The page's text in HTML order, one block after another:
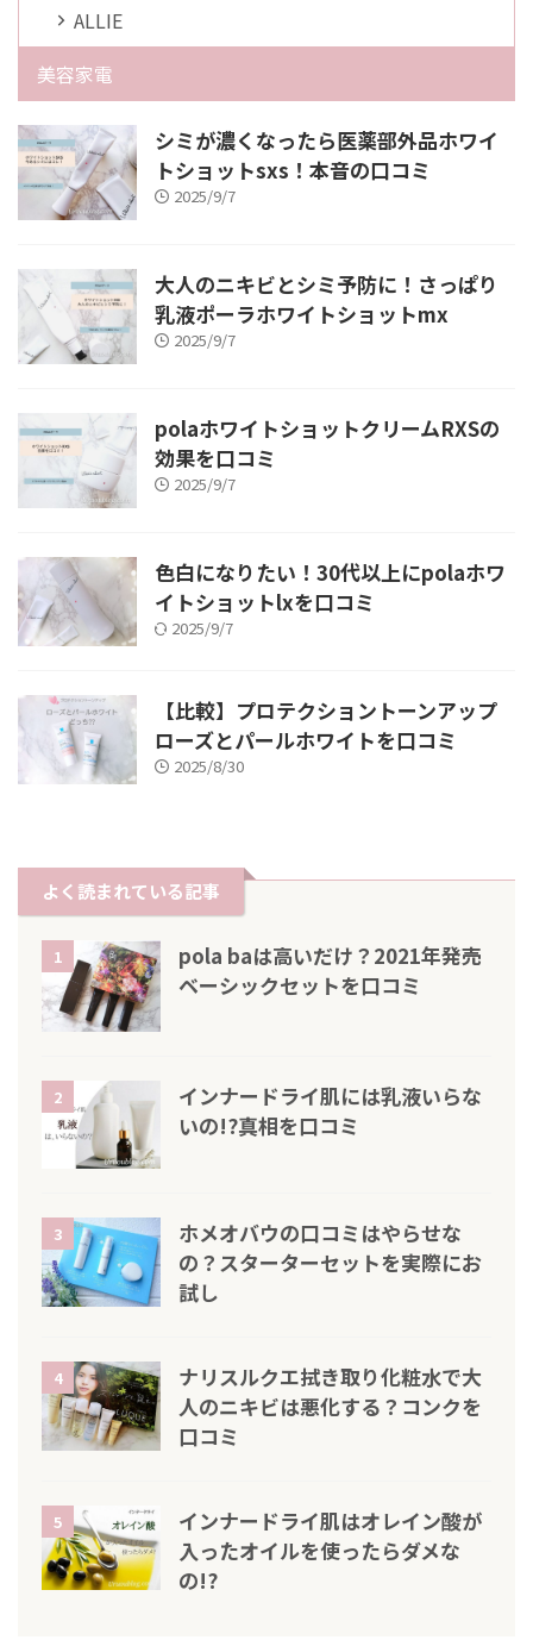
ALLIE
美容家電
シミが濃くなったら医薬部外品ホワイ
トショットsxs！本音の口コミ
2025/9/7
大人のニキビとシミ予防に！さっぱり
乳液ポーラホワイトショットmx
2025/9/7
polaホワイトショットクリームRXSの
効果を口コミ
2025/9/7
色白になりたい！30代以上にpolaホワ
イトショットlxを口コミ
2025/9/7
【比較】プロテクショントーンアップ
ローズとパールホワイトを口コミ
2025/8/30
よく読まれている記事
1
pola baは高いだけ？2021年発売
ベーシックセットを口コミ
2
インナードライ肌には乳液いらな
いの!?真相を口コミ
3
ホメオバウの口コミはやらせな
の？スターターセットを実際にお
試し
4
ナリスルクエ拭き取り化粧水で大
人のニキビは悪化する？コンクを
口コミ
5
インナードライ肌はオレイン酸が
入ったオイルを使ったらダメな
の!?